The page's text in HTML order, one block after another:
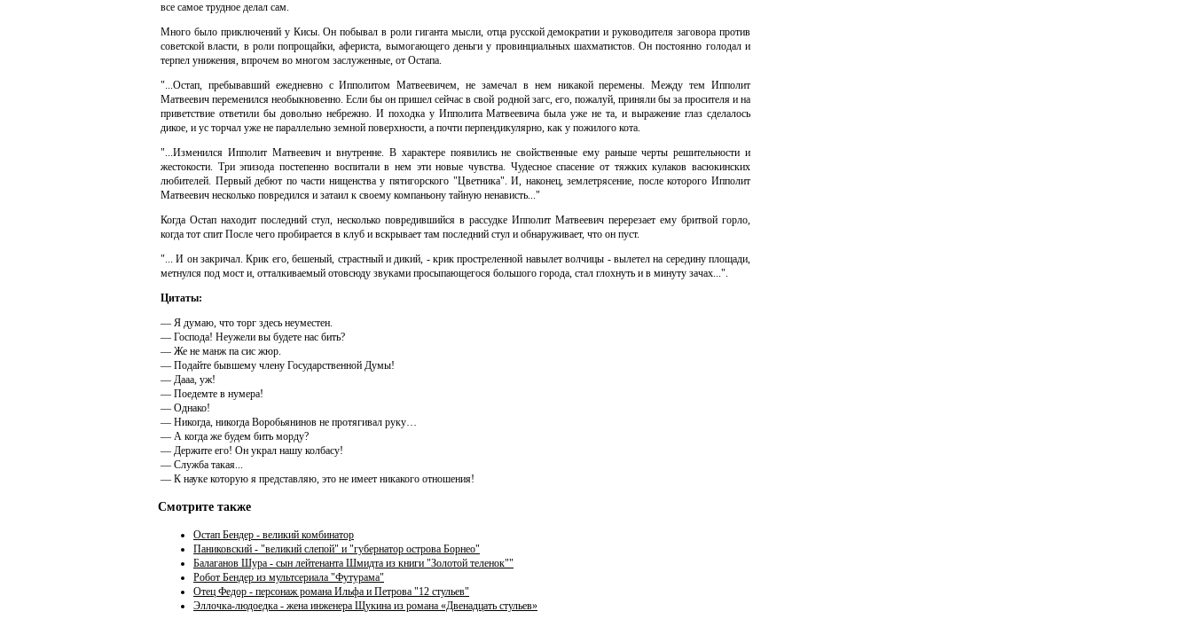
все самое трудное делал сам.
Много было приключений у Кисы. Он побывал в роли гиганта мысли, отца русской демократии и руководителя заговора против
советской власти, в роли попрощайки, афериста, вымогающего деньги у провинциальных шахматистов. Он постоянно голодал и
терпел унижения, впрочем во многом заслуженные, от Остапа.
"...Остап, пребывавший ежедневно с Ипполитом Матвеевичем, не замечал в нем никакой перемены. Между тем Ипполит
Матвеевич переменился необыкновенно. Если бы он пришел сейчас в свой родной загс, его, пожалуй, приняли бы за просителя и на
приветствие ответили бы довольно небрежно. И походка у Ипполита Матвеевича была уже не та, и выражение глаз сделалось
дикое, и ус торчал уже не параллельно земной поверхности, а почти перпендикулярно, как у пожилого кота.
"...Изменился Ипполит Матвеевич и внутренне. В характере появились не свойственные ему раньше черты решительности и
жестокости. Три эпизода постепенно воспитали в нем эти новые чувства. Чудесное спасение от тяжких кулаков васюкинских
любителей. Первый дебют по части нищенства у пятигорского "Цветника". И, наконец, землетрясение, после которого Ипполит
Матвеевич несколько повредился и затаил к своему компаньону тайную ненависть..."
Когда Остап находит последний стул, несколько повредившийся в рассудке Ипполит Матвеевич перерезает ему бритвой горло,
когда тот спит После чего пробирается в клуб и вскрывает там последний стул и обнаруживает, что он пуст.
"... И он закричал. Крик его, бешеный, страстный и дикий, - крик простреленной навылет волчицы - вылетел на середину площади,
метнулся под мост и, отталкиваемый отовсюду звуками просыпающегося большого города, стал глохнуть и в минуту зачах...".
Цитаты:
— Я думаю, что торг здесь неуместен.
— Господа! Неужели вы будете нас бить?
— Же не манж па сис жюр.
— Подайте бывшему члену Государственной Думы!
— Дааа, уж!
— Поедемте в нумера!
— Однако!
— Никогда, никогда Воробьянинов не протягивал руку…
— А когда же будем бить морду?
— Держите его! Он украл нашу колбасу!
— Служба такая...
— К науке которую я представляю, это не имеет никакого отношения!
Смотрите также
Остап Бендер - великий комбинатор
Паниковский - "великий слепой" и "губернатор острова Борнео"
Балаганов Шура - сын лейтенанта Шмидта из книги "Золотой теленок""
Робот Бендер из мультсериала "Футурама"
Отец Федор - персонаж романа Ильфа и Петрова "12 стульев"
Эллочка-людоедка - жена инженера Щукина из романа «Двенадцать стульев»